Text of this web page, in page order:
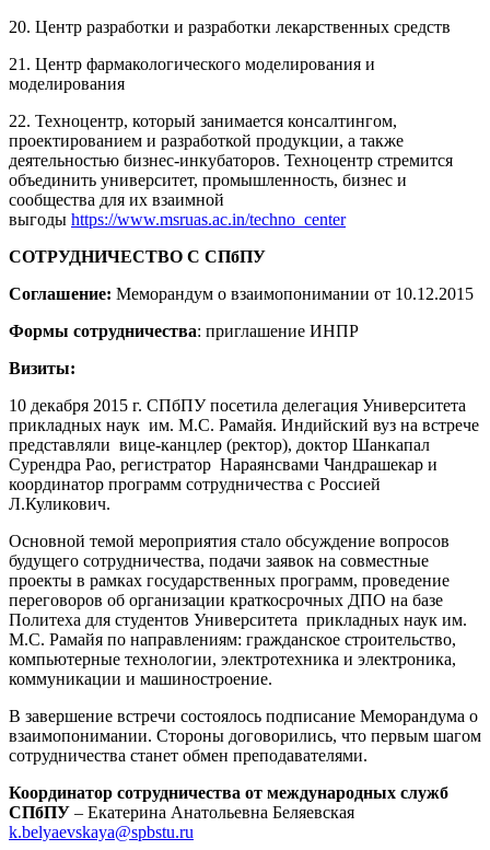
20. Центр разработки и разработки лекарственных средств
21. Центр фармакологического моделирования и
моделирования
22. Техноцентр, который занимается консалтингом,
проектированием и разработкой продукции, а также
деятельностью бизнес-инкубаторов. Техноцентр стремится
объединить университет, промышленность, бизнес и
сообщества для их взаимной
выгоды https://www.msruas.ac.in/techno_center
СОТРУДНИЧЕСТВО С СПбПУ
Соглашение: Меморандум о взаимопонимании от 10.12.2015
Формы сотрудничества: приглашение ИНПР
Визиты:
10 декабря 2015 г. СПбПУ посетила делегация Университета
прикладных наук им. М.С. Рамайя. Индийский вуз на встрече
представляли вице-канцлер (ректор), доктор Шанкапал
Сурендра Рао, регистратор Нараянсвами Чандрашекар и
координатор программ сотрудничества с Россией
Л.Куликович.
Основной темой мероприятия стало обсуждение вопросов
будущего сотрудничества, подачи заявок на совместные
проекты в рамках государственных программ, проведение
переговоров об организации краткосрочных ДПО на базе
Политеха для студентов Университета прикладных наук им.
М.С. Рамайя по направлениям: гражданское строительство,
компьютерные технологии, электротехника и электроника,
коммуникации и машиностроение.
В завершение встречи состоялось подписание Меморандума о
взаимопонимании. Стороны договорились, что первым шагом
сотрудничества станет обмен преподавателями.
Координатор сотрудничества от международных служб
СПбПУ – Екатерина Анатольевна Беляевская
k.belyaevskaya@spbstu.ru